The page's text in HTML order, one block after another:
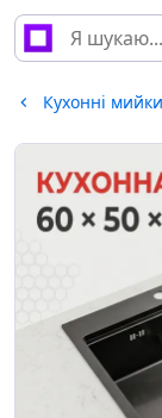
Кухонні мийки